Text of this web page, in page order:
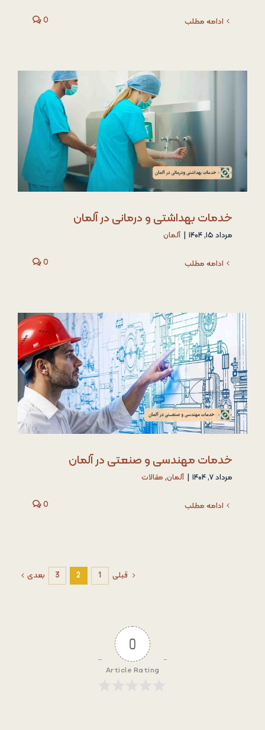
ادامه مطلب 0
خدمات بهداشتی و درمانی در آلمان
مرداد ۱۵, ۱۴۰۴ آلمان
ادامه مطلب 0
خدمات مهندسی و صنعتی در آلمان
مرداد ۷, ۱۴۰۴ آلمان, مقالات
ادامه مطلب 0
قبلی 1
2
3 بعدی
0
Article Rating